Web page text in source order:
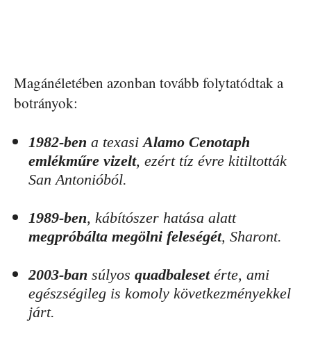
Magánéletében azonban tovább folytatódtak a
botrányok:
1982-ben a texasiAlamo Cenotaph
emlékműre vizelt, ezért tíz évre kitiltották
San Antonióból.
1989-ben, kábítószer hatása alatt
megpróbálta megölni feleségét, Sharont.
2003-ban súlyos quadbalesetérte, ami
egészségileg is komoly következményekkel
járt.